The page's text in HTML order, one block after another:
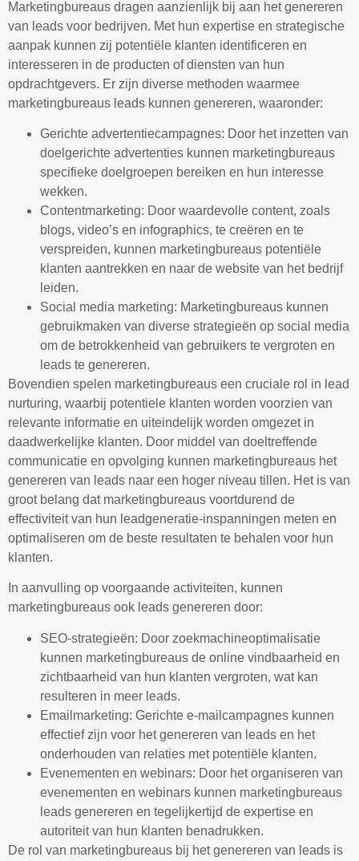
Marketingbureaus dragen aanzienlijk bij aan het genereren
van leads voor bedrijven. Met hun expertise en strategische
aanpak kunnen zij potentiële klanten identificeren en
interesseren in de producten of diensten van hun
opdrachtgevers. Er zijn diverse methoden waarmee
marketingbureaus leads kunnen genereren, waaronder:
Gerichte advertentiecampagnes: Door het inzetten van
doelgerichte advertenties kunnen marketingbureaus
specifieke doelgroepen bereiken en hun interesse
wekken.
Contentmarketing: Door waardevolle content, zoals
blogs, video’s en infographics, te creëren en te
verspreiden, kunnen marketingbureaus potentiële
klanten aantrekken en naar de website van het bedrijf
leiden.
Social media marketing: Marketingbureaus kunnen
gebruikmaken van diverse strategieën op social media
om de betrokkenheid van gebruikers te vergroten en
leads te genereren.
Bovendien spelen marketingbureaus een cruciale rol in lead
nurturing, waarbij potentiele klanten worden voorzien van
relevante informatie en uiteindelijk worden omgezet in
daadwerkelijke klanten. Door middel van doeltreffende
communicatie en opvolging kunnen marketingbureaus het
genereren van leads naar een hoger niveau tillen. Het is van
groot belang dat marketingbureaus voortdurend de
effectiviteit van hun leadgeneratie-inspanningen meten en
optimaliseren om de beste resultaten te behalen voor hun
klanten.
In aanvulling op voorgaande activiteiten, kunnen
marketingbureaus ook leads genereren door:
SEO-strategieën: Door zoekmachineoptimalisatie
kunnen marketingbureaus de online vindbaarheid en
zichtbaarheid van hun klanten vergroten, wat kan
resulteren in meer leads.
Emailmarketing: Gerichte e-mailcampagnes kunnen
effectief zijn voor het genereren van leads en het
onderhouden van relaties met potentiële klanten.
Evenementen en webinars: Door het organiseren van
evenementen en webinars kunnen marketingbureaus
leads genereren en tegelijkertijd de expertise en
autoriteit van hun klanten benadrukken.
De rol van marketingbureaus bij het genereren van leads is